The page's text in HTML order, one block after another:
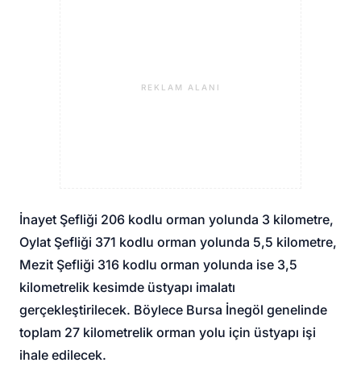
REKLAM ALANI
İnayet Şefliği 206 kodlu orman yolunda 3 kilometre,
Oylat Şefliği 371 kodlu orman yolunda 5,5 kilometre,
Mezit Şefliği 316 kodlu orman yolunda ise 3,5
kilometrelik kesimde üstyapı imalatı
gerçekleştirilecek. Böylece Bursa İnegöl genelinde
toplam 27 kilometrelik orman yolu için üstyapı işi
ihale edilecek.